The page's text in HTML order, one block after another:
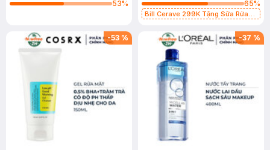
53%
65%
Bill Cerave 299K Tặng Sữa Rửa
-53 % -37 %